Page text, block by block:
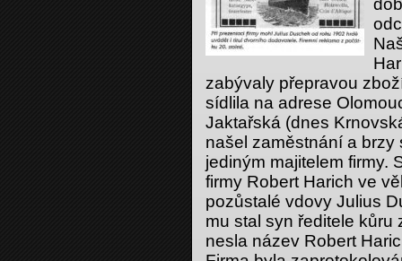
zabývaly přepravou
sídlila na adrese
Jaktařská (dnes
našel zaměstnání a
jediným majitelem firmy.
firmy Robert Harich ve
pozůstalé vdovy Julius
mu stal syn ředitele kůru
nesla název Robert